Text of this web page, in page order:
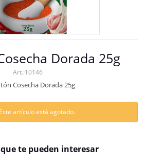
Dorada 25g
10146
Cosecha Dorada 25g
Este artículo está agotado.
te pueden interesar